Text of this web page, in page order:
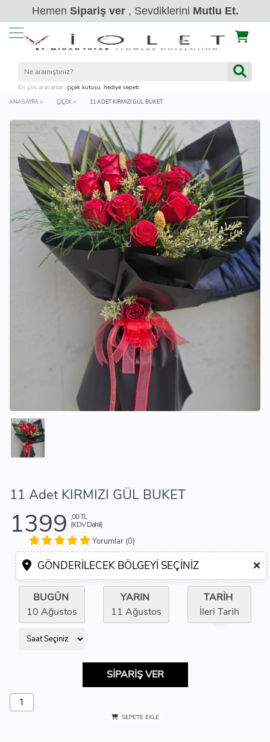
Hemen Sipariş ver, Sevdiklerini Mutlu Et.
En çok arananlar: çiçek kutusu, hediye sepeti
ANASAYFA > ÇIÇEK > 11 ADET KIRMIZI GÜL BUKET
11 Adet KIRMIZI GÜL BUKET
1399 ,00 TL
(KDV Dahil)
Yorumlar (0)
GÖNDERILECEK BÖLGEYI SEÇINIZ
BUGÜN
10 Ağustos
YARIN
11 Ağustos
TARİH
İleri Tarih
SİPARİŞ VER
SEPETE EKLE